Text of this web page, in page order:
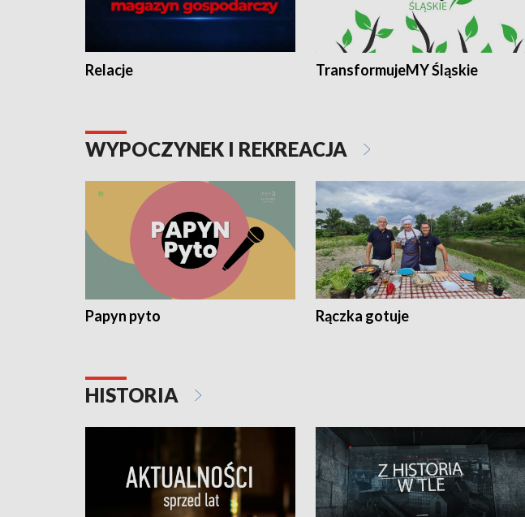
Relacje TransformujeMY Śląskie
WYPOCZYNEK I REKREACJA
Papyn pyto Rączka gotuje
HISTORIA